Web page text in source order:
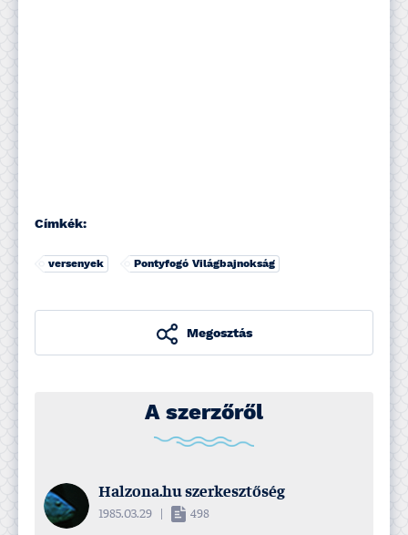
Címkék:
versenyek Pontyfogó Világbajnokság
Megosztás
A szerzőről
Halzona.hu szerkesztőség
1985.03.29 498